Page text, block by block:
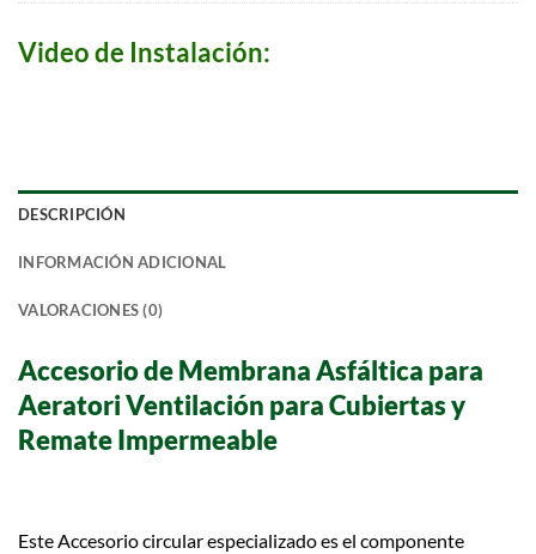
Video de Instalación:
DESCRIPCIÓN
INFORMACIÓN ADICIONAL
VALORACIONES (0)
Accesorio de Membrana Asfáltica para
Aeratori Ventilación para Cubiertas y
Remate Impermeable
Este Accesorio circular especializado es el componente